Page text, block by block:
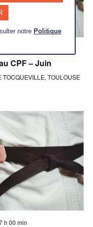
CPF – Juin
TOCQUEVILLE, TOULOUSE
h 00 min
notre Politique